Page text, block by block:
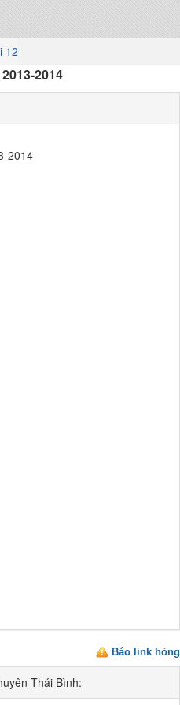
12
2014
2014
Báo link hỏng
Thái Bình: